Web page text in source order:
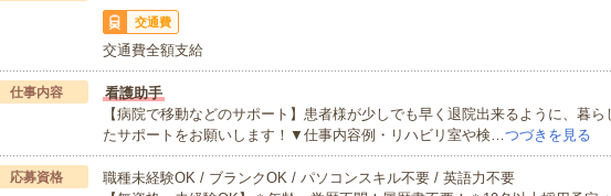
交通費
交通費全額支給
仕事内容
看護助手
【病院で移動などのサポート】患者様が少しでも早く退院出来るように、暮ら
たサポートをお願いします！▼仕事内容例・リハビリ室や検…つづきを見る
応募資格
職種未経験OK / ブランクOK / パソコンスキル不要 / 英語力不要